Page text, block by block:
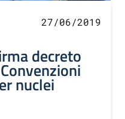
27/06/2019
decreto
nuclei